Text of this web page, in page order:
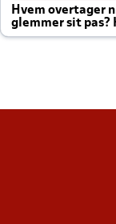
Hvem overtager
glemmer sit pas?
altid til efter